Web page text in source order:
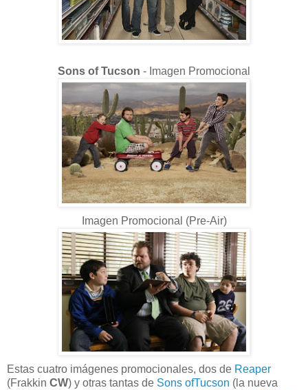
Sons of Tucson - Imagen Promocional
Imagen Promocional (Pre-Air)
Estas cuatro imágenes promocionales, dos de Reaper
(Frakkin CW) y otras tantas de Sons ofTucson (la nueva